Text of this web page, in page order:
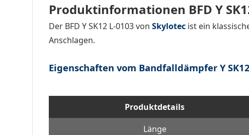
Produktinformationen BFD Y
Der BFD Y SK12 L-0103 von Skylotec ist ein
Anschlagen.
Eigenschaften vom Bandfalldämpfer Y
Produktdetails
Länge